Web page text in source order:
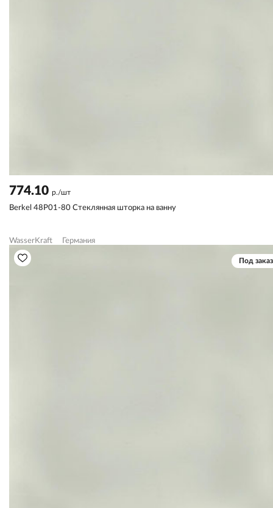
774.10 р./шт
Berkel 48P01-80 Стеклянная шторка на ванну
WasserKraft Германия
Под заказ